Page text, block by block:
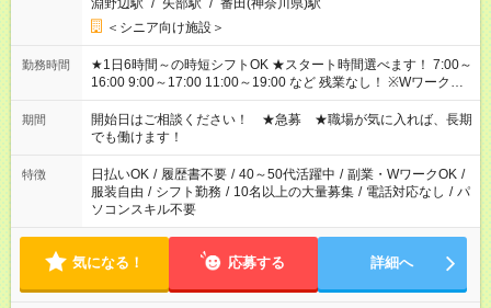
淵野辺駅 / 矢部駅 / 番田(神奈川県)駅
＜シニア向け施設＞
勤務時間
★1日6時間～の時短シフトOK ★スタート時間選べます！ 7:00～
16:00 9:00～17:00 11:00～19:00 など 残業なし！ ※Wワークの
場合、他のお仕事と合わせ週40時間超の就業はご案内できませ
ん ※法令に基づき、週20時間以上勤務は社会保険への加入対象
となります ※労働者派遣法（日雇い派遣の原則禁止）により、
短時間・短期間の就業はご案内が難しい場合があります
期間
開始日はご相談ください！ ★急募 ★職場が気に入れば、長期
でも働けます！
特徴 日払いOK / 履歴書不要 / 40～50代活躍中 / 副業・WワークOK /
服装自由 / シフト勤務 / 10名以上の大量募集 / 電話対応なし / パ
ソコンスキル不要
気になる！ 応募する 詳細へ